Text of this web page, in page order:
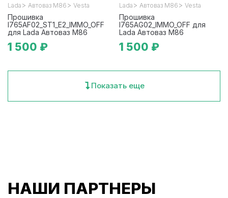
Lada > Автоваз М86 > Vesta
Прошивка
I765AF02_ST1_E2_IMMO_OFF
для Lada Автоваз М86
1 500 ₽
Lada > Автоваз М86 > Vesta
Прошивка
I765AG02_IMMO_OFF для
Lada Автоваз М86
1 500 ₽
Показать еще
НАШИ ПАРТНЕРЫ